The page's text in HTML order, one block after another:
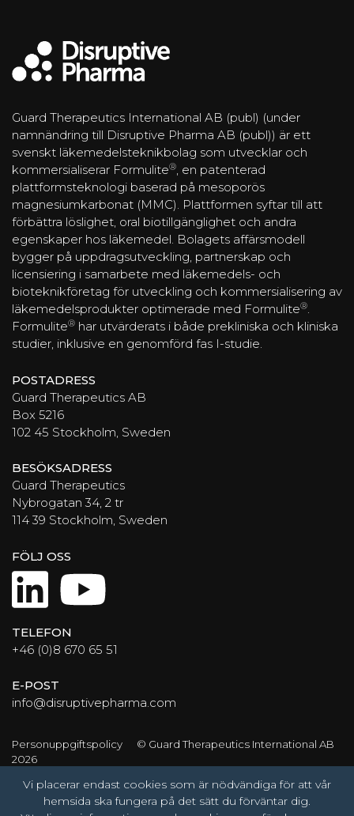
Guard Therapeutics International AB (publ) (under
namnändring till Disruptive Pharma AB (publ)) är ett
svenskt läkemedelsteknikbolag som utvecklar och
kommersialiserar Formulite®, en patenterad
plattformsteknologi baserad på mesoporös
magnesiumkarbonat (MMC). Plattformen syftar till att
förbättra löslighet, oral biotillgänglighet och andra
egenskaper hos läkemedel. Bolagets affärsmodell
bygger på uppdragsutveckling, partnerskap och
licensiering i samarbete med läkemedels- och
bioteknikföretag för utveckling och kommersialisering av
läkemedelsprodukter optimerade med Formulite®.
Formulite® har utvärderats i både prekliniska och kliniska
studier, inklusive en genomförd fas I-studie.
POSTADRESS
Guard Therapeutics AB
Box 5216
102 45 Stockholm, Sweden
BESÖKSADRESS
Guard Therapeutics
Nybrogatan 34, 2 tr
114 39 Stockholm, Sweden
FÖLJ OSS
LinkedIn
YouTube
TELEFON
+46 (0)8 670 65 51
E-POST
info@disruptivepharma.com
Personuppgiftspolicy © Guard Therapeutics International AB
2026
Vi placerar endast cookies som är nödvändiga för att vår
hemsida ska fungera på det sätt du förväntar dig.